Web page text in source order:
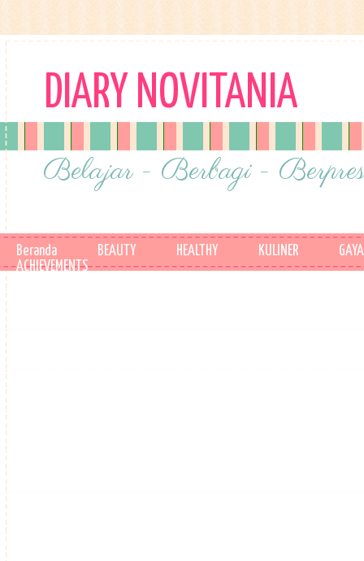
DIARY NOVITANIA
Belajar - Berbagi -
Beranda BEAUTY HEALTHY KULINER
ACHIEVEMENTS